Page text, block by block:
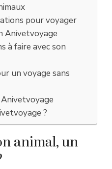
pour voyager
Anivetvoyage
à faire avec son
un voyage sans
?
animal, un